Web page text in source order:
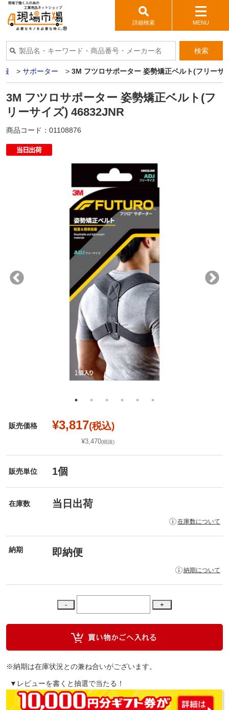
詳細検索 MENU
検索
服 > サポーター > 3M フツロサポーター 姿勢矯正ベルト(フリーサ
3M フツロサポーター 姿勢矯正ベルト(フ
リーサイズ) 46832JNR
商品コード： 01108876
販売価格 ¥3,817(税込)
¥3,470(税抜)
販売単位 1個
在庫数 当日出荷
在庫数について
納期 即納便
納期について
※納期は在庫状況との兼ね合いがございます。
▼レビューを書くと抽選で当たる！